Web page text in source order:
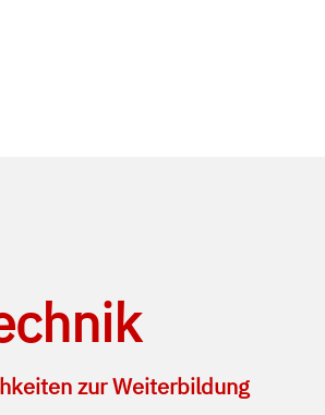
zur Weiterbildung